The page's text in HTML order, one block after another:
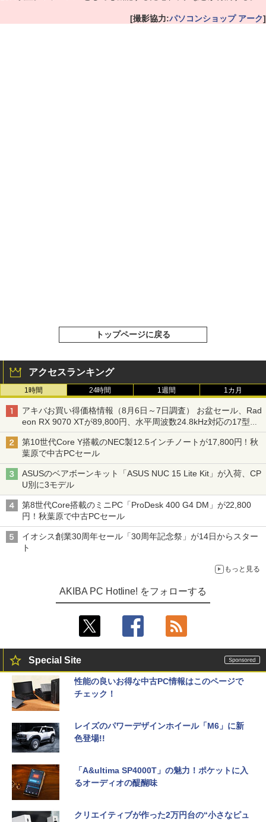
[撮影協力:パソコンショップ アーク]
トップページに戻る
アクセスランキング
1時間 24時間 1週間 1カ月
アキバお買い得価格情報（8月6日～7日調査） お盆セール、Rad
eon RX 9070 XTが89,800円、水平周波数24.8kHz対応の17型モ
ニターが9,801円、暑さ指数連動セール ほか
第10世代Core Y搭載のNEC製12.5インチノートが17,800円！秋
葉原で中古PCセール
ASUSのベアボーンキット「ASUS NUC 15 Lite Kit」が入荷、CP
U別に3モデル
第8世代Core搭載のミニPC「ProDesk 400 G4 DM」が22,800
円！秋葉原で中古PCセール
イオシス創業30周年セール「30周年記念祭」が14日からスター
ト
もっと見る
AKIBA PC Hotline! をフォローする
Special Site
性能の良いお得な中古PC情報はこのページで
チェック！
レイズのパワーデザインホイール「M6」に新
色登場!!
「A&ultima SP4000T」の魅力！ポケットに入
るオーディオの醍醐味
クリエイティブが作った2万円台の“小さなピュ